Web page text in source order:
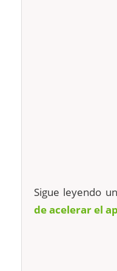
Sigue leyendo
de acelerar el